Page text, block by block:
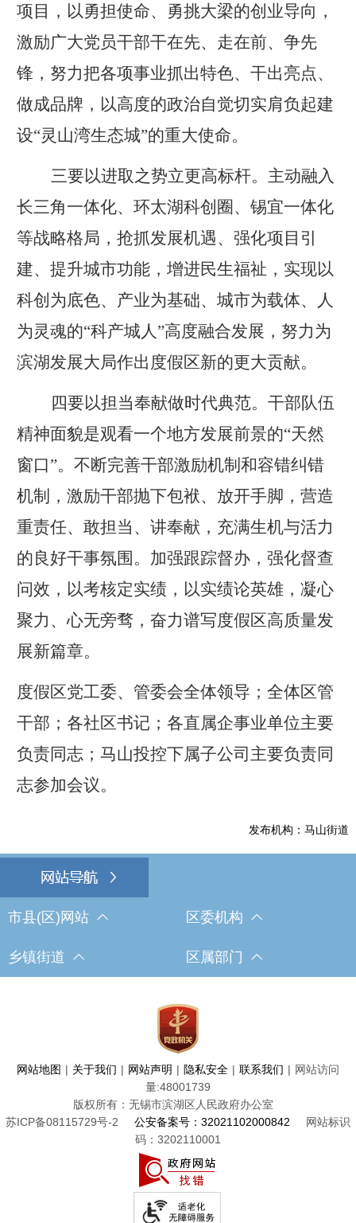
项目，以勇担使命、勇挑大梁的创业导向，
激励广大党员干部干在先、走在前、争先
锋，努力把各项事业抓出特色、干出亮点、
做成品牌，以高度的政治自觉切实肩负起建
设“灵山湾生态城”的重大使命。
三要以进取之势立更高标杆。主动融入
长三角一体化、环太湖科创圈、锡宜一体化
等战略格局，抢抓发展机遇、强化项目引
建、提升城市功能，增进民生福祉，实现以
科创为底色、产业为基础、城市为载体、人
为灵魂的“科产城人”高度融合发展，努力为
滨湖发展大局作出度假区新的更大贡献。
四要以担当奉献做时代典范。干部队伍
精神面貌是观看一个地方发展前景的“天然
窗口”。不断完善干部激励机制和容错纠错
机制，激励干部抛下包袱、放开手脚，营造
重责任、敢担当、讲奉献，充满生机与活力
的良好干事氛围。加强跟踪督办，强化督查
问效，以考核定实绩，以实绩论英雄，凝心
聚力、心无旁骛，奋力谱写度假区高质量发
展新篇章。
度假区党工委、管委会全体领导；全体区管
干部；各社区书记；各直属企事业单位主要
负责同志；马山投控下属子公司主要负责同
志参加会议。
发布机构：马山街道
市县(区)网站 区委机构
乡镇街道 区属部门
网站地图 | 关于我们 | 网站声明 | 隐私安全 | 联系我们 | 网站访问
量:48001739
版权所有：无锡市滨湖区人民政府办公室
苏ICP备08115729号-2
公安备案号：32021102000842
网站标识
码：3202110001